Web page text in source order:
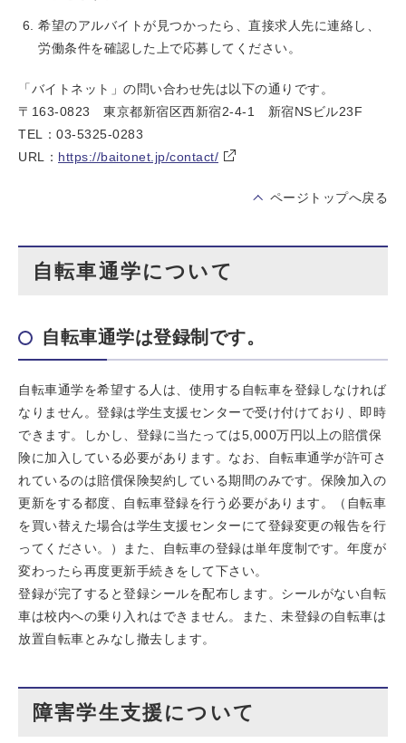
希望のアルバイトが見つかったら、直接求人先に連絡し、
労働条件を確認した上で応募してください。
「バイトネット」の問い合わせ先は以下の通りです。
〒163-0823 東京都新宿区西新宿2-4-1 新宿NSビル23F
TEL：03-5325-0283
URL： https://baitonet.jp/contact/
ページトップへ戻る
自転車通学について
自転車通学は登録制です。
自転車通学を希望する人は、使用する自転車を登録しなければ
なりません。登録は学生支援センターで受け付けており、即時
できます。しかし、登録に当たっては5,000万円以上の賠償保
険に加入している必要があります。なお、自転車通学が許可さ
れているのは賠償保険契約している期間のみです。保険加入の
更新をする都度、自転車登録を行う必要があります。（自転車
を買い替えた場合は学生支援センターにて登録変更の報告を行
ってください。）また、自転車の登録は単年度制です。年度が
変わったら再度更新手続きをして下さい。
登録が完了すると登録シールを配布します。シールがない自転
車は校内への乗り入れはできません。また、未登録の自転車は
放置自転車とみなし撤去します。
障害学生支援について